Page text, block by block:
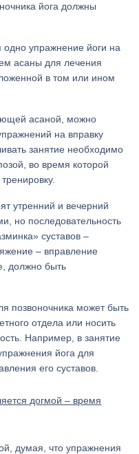
йога должны
упражнение йоги на
асаны для лечения
в том или ином
асаной, можно
на вправку
занятие необходимо
во время которой
утренний и вечерний
но последовательность
суставов –
– вправление
должно быть
позвоночника может быть
отдела или носить
Например, в занятие
йога для
его суставов.
догмой – время
думая, что упражнения